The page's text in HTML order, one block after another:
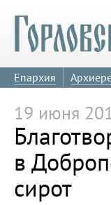
Епархия
19 июня
в
сирот